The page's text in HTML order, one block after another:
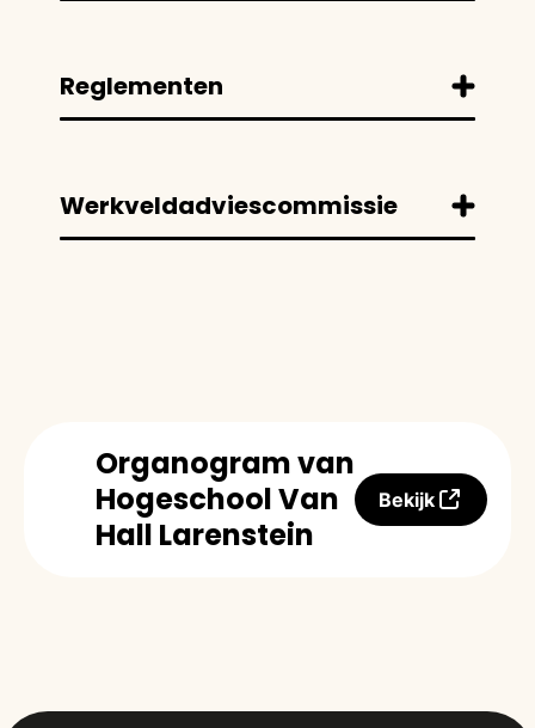
Reglementen
Werkveldadviescommissie
Organogram van
Hogeschool Van
Hall Larenstein
Bekijk